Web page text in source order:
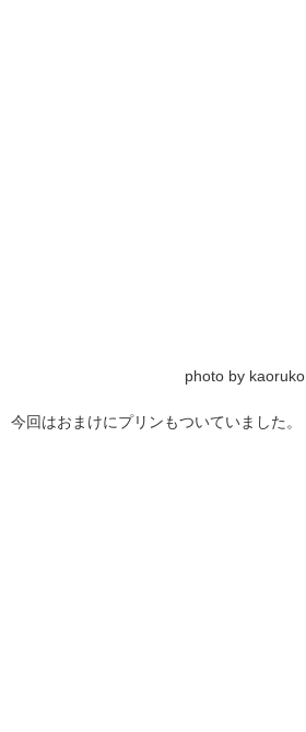
photo by kaoruko
今回はおまけにプリンもついていました。